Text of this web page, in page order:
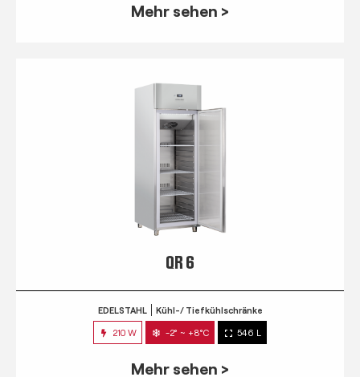
Mehr sehen >
QR 6
EDELSTAHL Kühl-/ Tiefkühlschränke
210 W -2° ~ +8°C 546 L
Mehr sehen >